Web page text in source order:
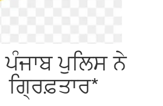
ਪੰਜਾਬ ਪੁਲਿਸ ਨੇ
ਗ੍ਰਿਫ਼ਤਾਰ*